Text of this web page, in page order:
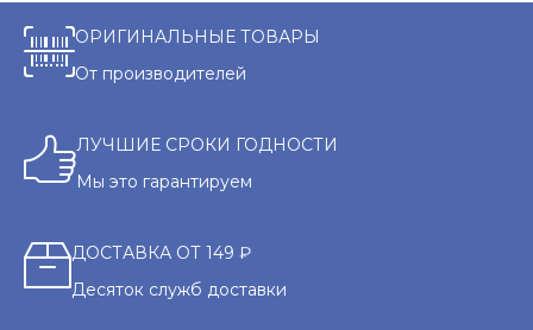
ОРИГИНАЛЬНЫЕ ТОВАРЫ
От производителей
ЛУЧШИЕ СРОКИ ГОДНОСТИ
Мы это гарантируем
ДОСТАВКА ОТ 149 ₽
Десяток служб доставки